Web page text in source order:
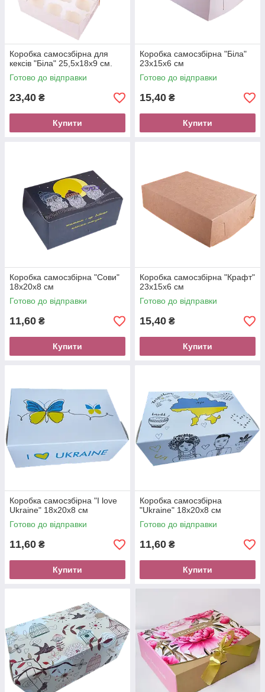
Коробка самосзбірна для
кексів "Біла" 25,5х18х9 см.
Готово до відправки
23,40 ₴
Купити
Коробка самосзбірна "Біла"
23х15х6 см
Готово до відправки
15,40 ₴
Купити
Коробка самосзбірна "Сови"
18х20х8 см
Готово до відправки
11,60 ₴
Купити
Коробка самосзбірна "Крафт"
23х15х6 см
Готово до відправки
15,40 ₴
Купити
Коробка самосзбірна "I love
Ukraine" 18х20х8 см
Готово до відправки
11,60 ₴
Купити
Коробка самосзбірна
"Ukraine" 18х20х8 см
Готово до відправки
11,60 ₴
Купити